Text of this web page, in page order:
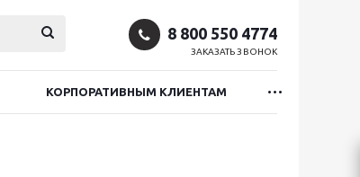
8 800 550 4774
ЗАКАЗАТЬ ЗВОНОК
КОРПОРАТИВНЫМ КЛИЕНТАМ